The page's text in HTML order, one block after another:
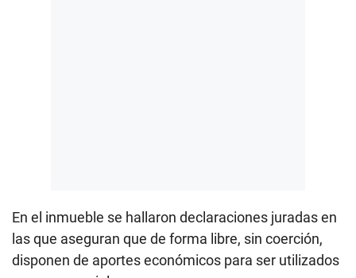
En el inmueble se hallaron declaraciones juradas en
las que aseguran que de forma libre, sin coerción,
disponen de aportes económicos para ser utilizados